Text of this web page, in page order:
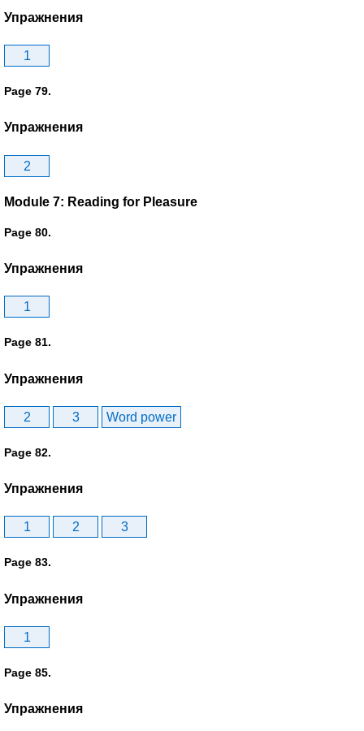
Упражнения
1
Page 79.
Упражнения
2
Module 7: Reading for Pleasure
Page 80.
Упражнения
1
Page 81.
Упражнения
2 3 Word power
Page 82.
Упражнения
1 2 3
Page 83.
Упражнения
1
Page 85.
Упражнения